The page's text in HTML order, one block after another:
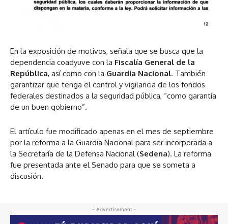
En la exposición de motivos, señala que se busca que la
dependencia coadyuve con la Fiscalía General de la
República, así como con la Guardia Nacional. También
garantizar que tenga el control y vigilancia de los fondos
federales destinados a la seguridad pública, “como garantía
de un buen gobierno”.
El artículo fue modificado apenas en el mes de septiembre
por la reforma a la Guardia Nacional para ser incorporada a
la Secretaría de la Defensa Nacional (Sedena). La reforma
fue presentada ante el Senado para que se someta a
discusión.
- Advertisement -